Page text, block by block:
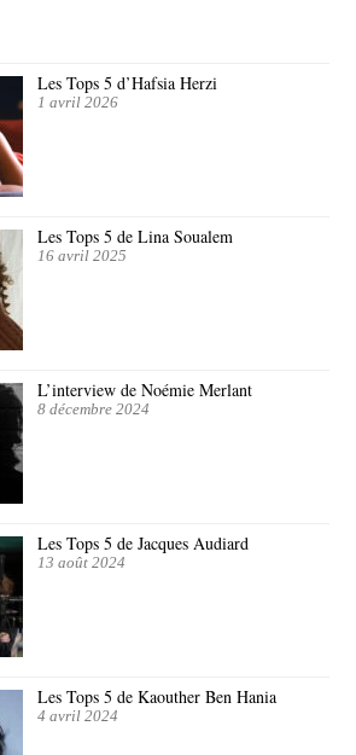
Les Tops 5 d’Hafsia Herzi
1 avril 2026
Les Tops 5 de Lina Soualem
16 avril 2025
L’interview de Noémie Merlant
8 décembre 2024
Les Tops 5 de Jacques Audiard
13 août 2024
Les Tops 5 de Kaouther Ben Hania
4 avril 2024